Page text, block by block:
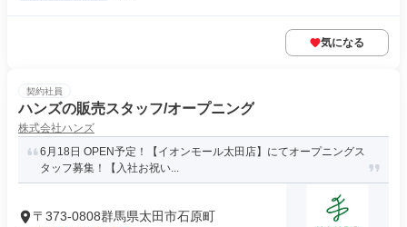
気になる
契約社員
ハンズの販売スタッフ/オープニング
株式会社ハンズ
6月18日 OPEN予定！【イオンモール太田店】にてオープニングス
タッフ募集！【入社お祝い...
〒373-0808群馬県太田市石原町